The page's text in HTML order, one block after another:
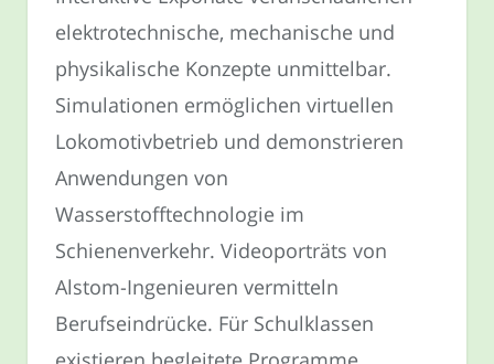
elektrotechnische, mechanische und
physikalische Konzepte unmittelbar.
Simulationen ermöglichen virtuellen
Lokomotivbetrieb und demonstrieren
Anwendungen von
Wasserstofftechnologie im
Schienenverkehr. Videoporträts von
Alstom-Ingenieuren vermitteln
Berufseindrücke. Für Schulklassen